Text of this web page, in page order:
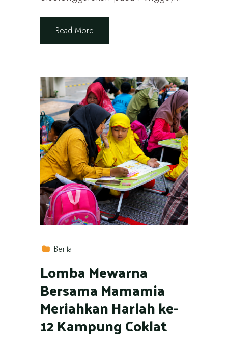
Read More
Berita
Lomba Mewarna
Bersama Mamamia
Meriahkan Harlah ke-
12 Kampung Coklat